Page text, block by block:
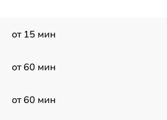
от 15 мин
от 60 мин
от 60 мин